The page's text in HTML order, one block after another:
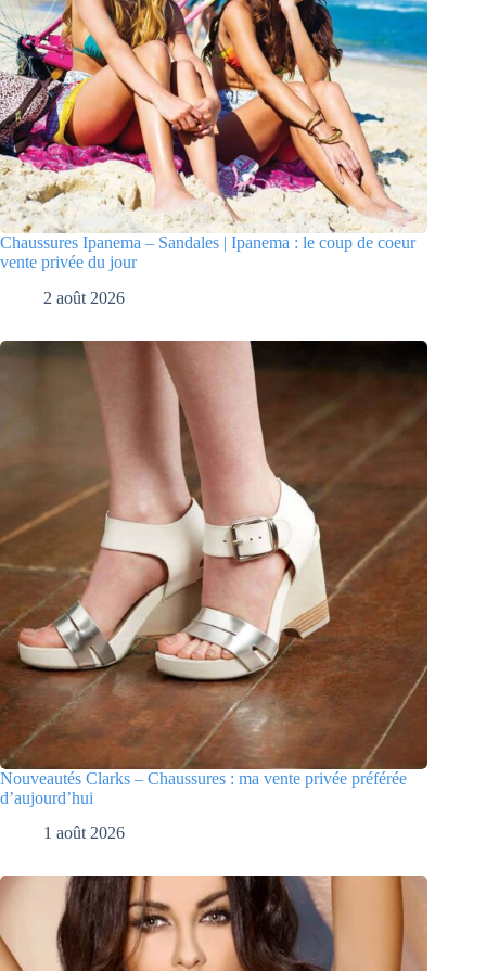
Chaussures Ipanema – Sandales | Ipanema : le coup de coeur
vente privée du jour
2 août 2026
Nouveautés Clarks – Chaussures : ma vente privée préférée
d’aujourd’hui
1 août 2026